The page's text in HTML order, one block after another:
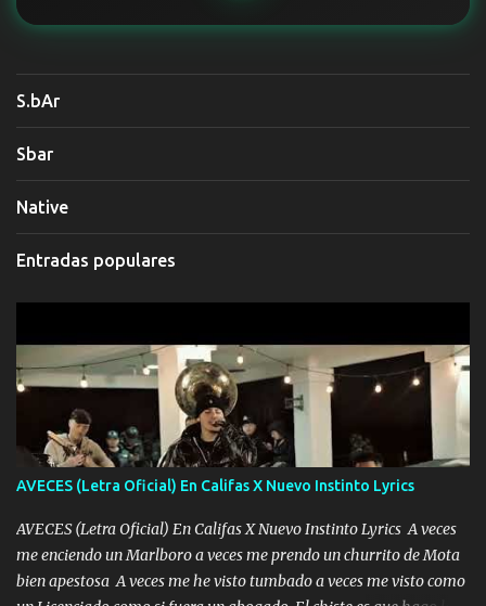
S.bAr
Sbar
Native
Entradas populares
AVECES (Letra Oficial) En Califas X Nuevo Instinto Lyrics
AVECES (Letra Oficial) En Califas X Nuevo Instinto Lyrics A veces
me enciendo un Marlboro a veces me prendo un churrito de Mota
bien apestosa A veces me he visto tumbado a veces me visto como